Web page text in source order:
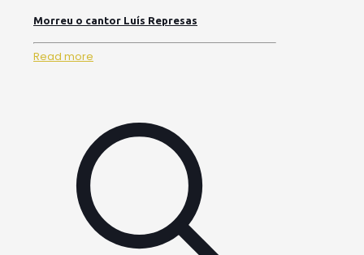
Morreu o cantor Luís Represas
Read more